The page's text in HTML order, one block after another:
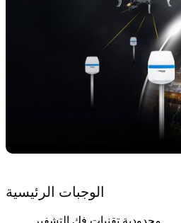
الوجبات الرئيسية